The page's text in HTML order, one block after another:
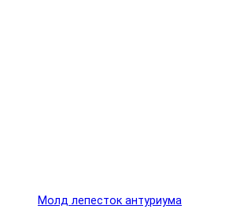
Молд лепесток антуриума